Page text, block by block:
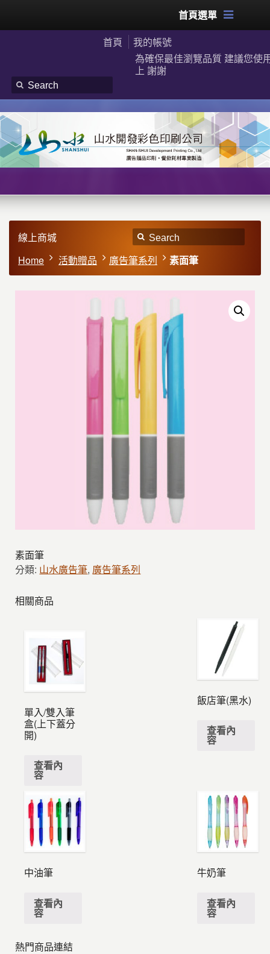
首頁選單
首頁
我的帳號
為確保最佳瀏覽品質 建議您使
上 謝謝
線上商城
Home
活動贈品 廣告筆系列 素面筆
素面筆
分類: 山水廣告筆, 廣告筆系列
相關商品
單入/雙入筆
盒(上下蓋分
開)
查看內
容
飯店筆(黑水)
查看內
容
中油筆
查看內
容
牛奶筆
查看內
容
熱門商品連結